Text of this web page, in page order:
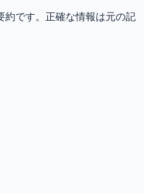
約です。正確な情報は元の記